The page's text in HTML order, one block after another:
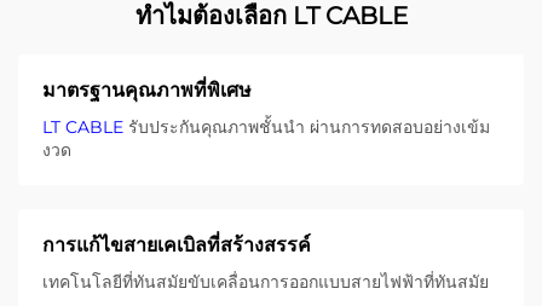
ทําไมต้องเลือก LT CABLE
มาตรฐานคุณภาพที่พิเศษ
LT CABLE รับประกันคุณภาพชั้นนํา ผ่านการทดสอบอย่างเข้ม
งวด
การแก้ไขสายเคเบิลที่สร้างสรรค์
เทคโนโลยีที่ทันสมัยขับเคลื่อนการออกแบบสายไฟฟ้าที่ทันสมัย